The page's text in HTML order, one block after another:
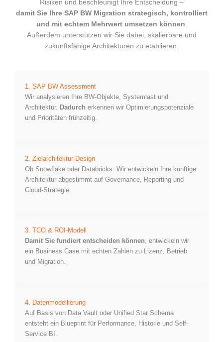
Risiken und beschleunigt Ihre Entscheidung –
damit Sie Ihre SAP BW Migration strategisch, kontrolliert
und mit echtem Mehrwert umsetzen können.
Außerdem unterstützen wir Sie dabei, skalierbare und
zukunftsfähige Architekturen zu etablieren.
1. SAP BW Assessment
Wir analysieren Ihre BW-Objekte, Systemlast und
Architektur. Dadurch erkennen wir Optimierungspotenziale
und Prioritäten frühzeitig.
2. Zielarchitektur-Design
Ob Snowflake oder Databricks: Wir entwickeln Ihre künftige
Architektur abgestimmt auf Governance, Reporting und
Cloud-Strategie.
3. TCO & ROI-Modell
Damit Sie fundiert entscheiden können, entwickeln wir
ein Business Case mit echten Zahlen zu Lizenz, Betrieb
und Migration.
4. Datenmodellierung
Auf Basis von Data Vault oder Unified Star Schema
entsteht ein Blueprint für Performance, Historie und Self-
Service BI.